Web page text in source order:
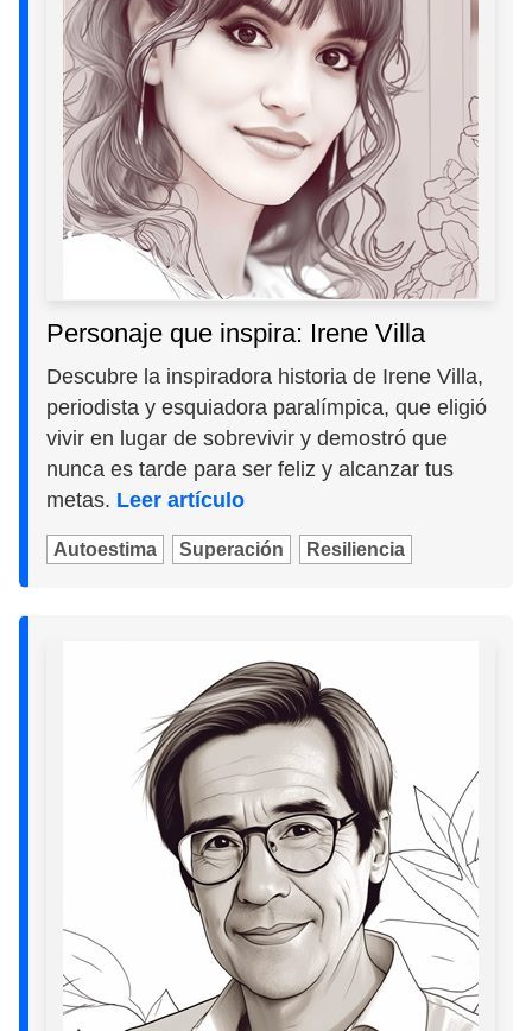
Personaje que inspira: Irene Villa
Descubre la inspiradora historia de Irene Villa,
periodista y esquiadora paralímpica, que eligió
vivir en lugar de sobrevivir y demostró que
nunca es tarde para ser feliz y alcanzar tus
metas. Leer artículo
Autoestima Superación Resiliencia